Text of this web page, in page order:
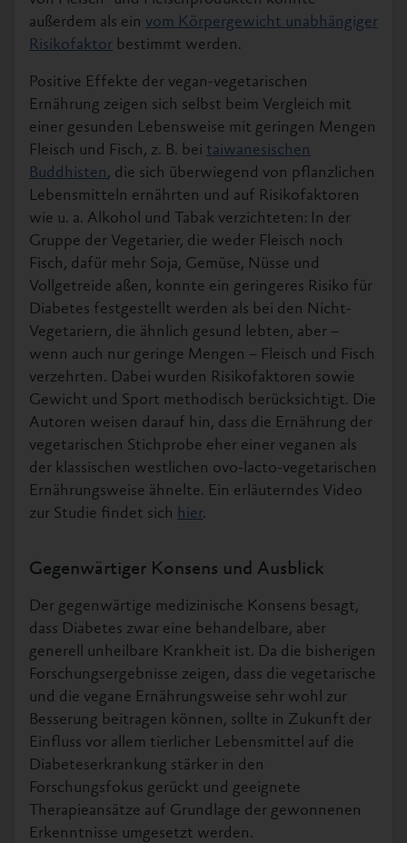
außerdem als ein vom Körpergewicht unabhängiger
Risikofaktor bestimmt werden.
Positive Effekte der vegan-vegetarischen
Ernährung zeigen sich selbst beim Vergleich mit
einer gesunden Lebensweise mit geringen Mengen
Fleisch und Fisch, z. B. bei taiwanesischen
Buddhisten, die sich überwiegend von pflanzlichen
Lebensmitteln ernährten und auf Risikofaktoren
wie u. a. Alkohol und Tabak verzichteten: In der
Gruppe der Vegetarier, die weder Fleisch noch
Fisch, dafür mehr Soja, Gemüse, Nüsse und
Vollgetreide aßen, konnte ein geringeres Risiko für
Diabetes festgestellt werden als bei den Nicht-
Vegetariern, die ähnlich gesund lebten, aber –
wenn auch nur geringe Mengen – Fleisch und Fisch
verzehrten. Dabei wurden Risikofaktoren sowie
Gewicht und Sport methodisch berücksichtigt. Die
Autoren weisen darauf hin, dass die Ernährung der
vegetarischen Stichprobe eher einer veganen als
der klassischen westlichen ovo-lacto-vegetarischen
Ernährungsweise ähnelte. Ein erläuterndes Video
zur Studie findet sich hier.
Gegenwärtiger Konsens und Ausblick
Der gegenwärtige medizinische Konsens besagt,
dass Diabetes zwar eine behandelbare, aber
generell unheilbare Krankheit ist. Da die bisherigen
Forschungsergebnisse zeigen, dass die vegetarische
und die vegane Ernährungsweise sehr wohl zur
Besserung beitragen können, sollte in Zukunft der
Einfluss vor allem tierlicher Lebensmittel auf die
Diabeteserkrankung stärker in den
Forschungsfokus gerückt und geeignete
Therapieansätze auf Grundlage der gewonnenen
Erkenntnisse umgesetzt werden.